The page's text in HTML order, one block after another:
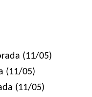
(11/05)
(11/05)
(11/05)